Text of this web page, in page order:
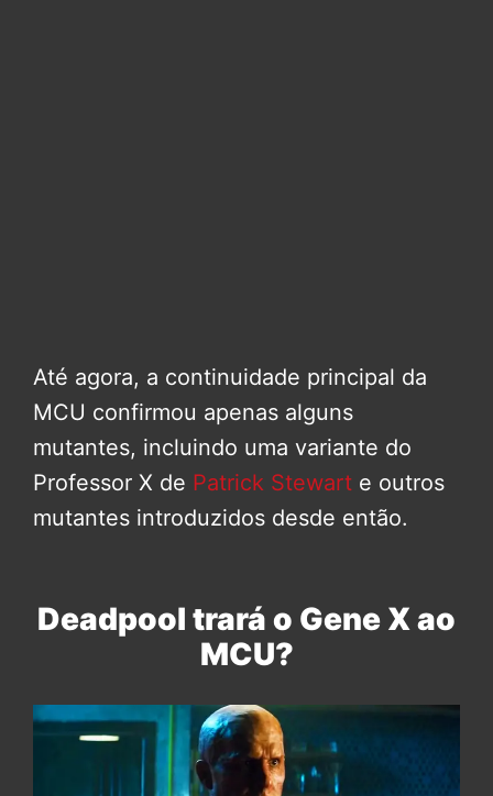
Até agora, a continuidade principal da
MCU confirmou apenas alguns
mutantes, incluindo uma variante do
Professor X de Patrick Stewart e outros
mutantes introduzidos desde então.
Deadpool trará o Gene X ao
MCU?